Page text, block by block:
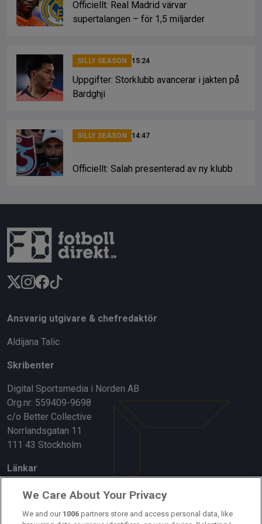
Officiellt: Real Madrid värvar
supertalangen – för 1,5 miljarder
SILLY SEASON 15:24
Uppgifter: Storklubb avancerar i jakten på
Bardghji
SILLY SEASON 14:47
Officiellt: Salah presenterad av ny klubb
Ansvarig utgivare & chefredaktör
Aldijana Talic
Skribenter
Digital Sportsmedia i Norden AB
Org.nr: 559409-9698
c/o Better Collective
Norrlandsgatan 11
111 43 Stockholm
Länkar
Om oss
Kontakta oss
We Care About Your Privacy
We and our 1006 partners store and access personal data, like